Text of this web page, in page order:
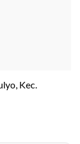
Kec.